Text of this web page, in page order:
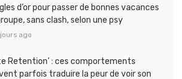
d’or pour passer de bonnes vacances
sans clash, selon une psy
ago
Retention’ : ces comportements
parfois traduire la peur de voir son